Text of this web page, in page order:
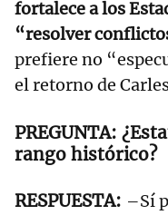
fortalece a los
“resolver
prefiere no
el retorno de
rango histórico?
–Sí